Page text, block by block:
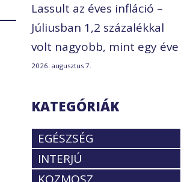
Lassult az éves infláció –
Júliusban 1,2 százalékkal
volt nagyobb, mint egy éve
2026. augusztus 7.
KATEGÓRIÁK
EGÉSZSÉG
INTERJÚ